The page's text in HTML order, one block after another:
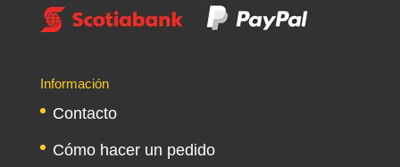
Información
Contacto
Cómo hacer un pedido